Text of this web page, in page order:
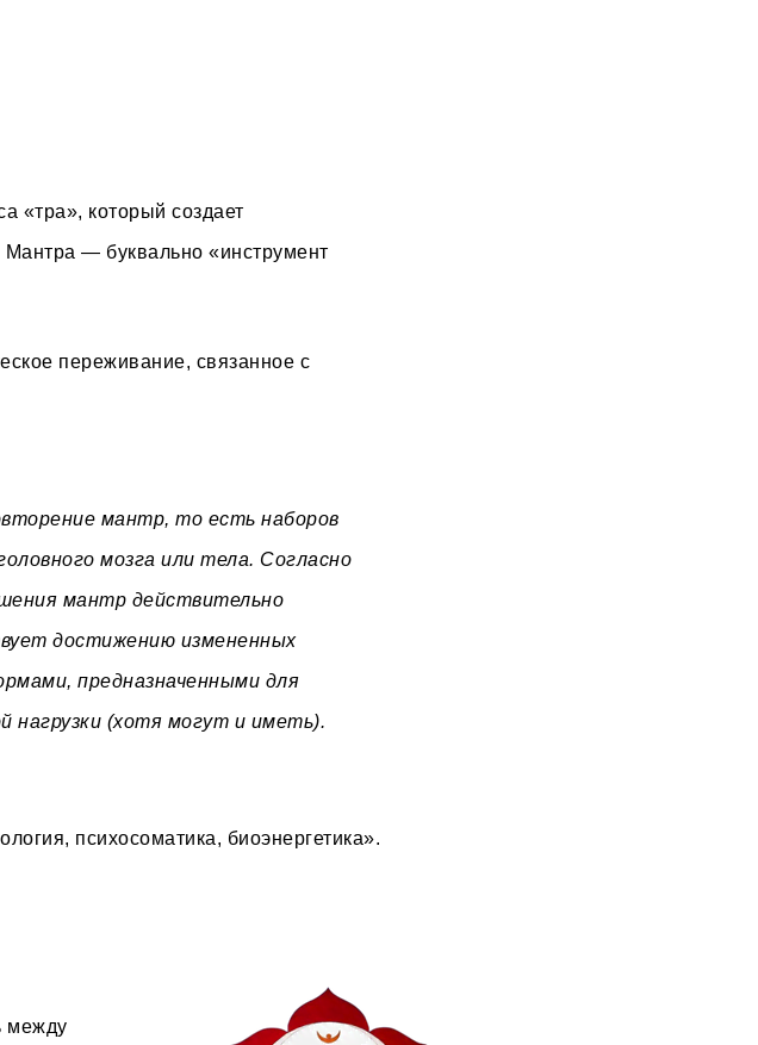
«тра», который создает
Мантра — буквально «инструмент
переживание, связанное с
мантр, то есть наборов
мозга или тела. Согласно
мантр действительно
достижению измененных
предназначенными для
нагрузки (хотя могут и иметь).
психосоматика, биоэнергетика».
между